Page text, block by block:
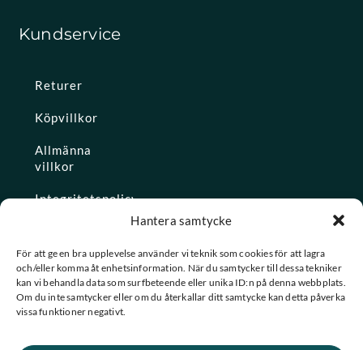
Hantera samtycke
För att ge en bra upplevelse använder vi teknik som cookies för att lagra
och/eller komma åt enhetsinformation. När du samtycker till dessa tekniker
kan vi behandla data som surfbeteende eller unika ID:n på denna webbplats.
Om du inte samtycker eller om du återkallar ditt samtycke kan detta påverka
vissa funktioner negativt.
Kundservice
Returer
Köpvillkor
Allmänna
villkor
Integritetspolicy
Konto